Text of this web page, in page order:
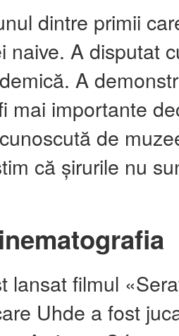
dintre primii
naive. A disputat
A
mai importante
de
că șirurile nu
lansat filmul
Uhde a fost